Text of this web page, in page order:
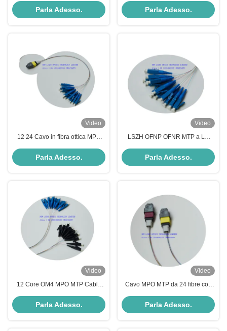
fibra ottica
Parla Adesso.
Cable per data center ad alta
Parla Adesso.
Video
12 24 Cavo in fibra ottica MPO
Parla Adesso.
Video
LSZH OFNP OFNR MTP a LC
Multimode Fiber Optic Cable
Parla Adesso.
Video
12 Core OM4 MPO MTP Cable
Cable per applicazioni ad alta
densità
Parla Adesso.
Video
Cavo MPO MTP da 24 fibre con
OM4 per data center ad alta
velocità
Parla Adesso.